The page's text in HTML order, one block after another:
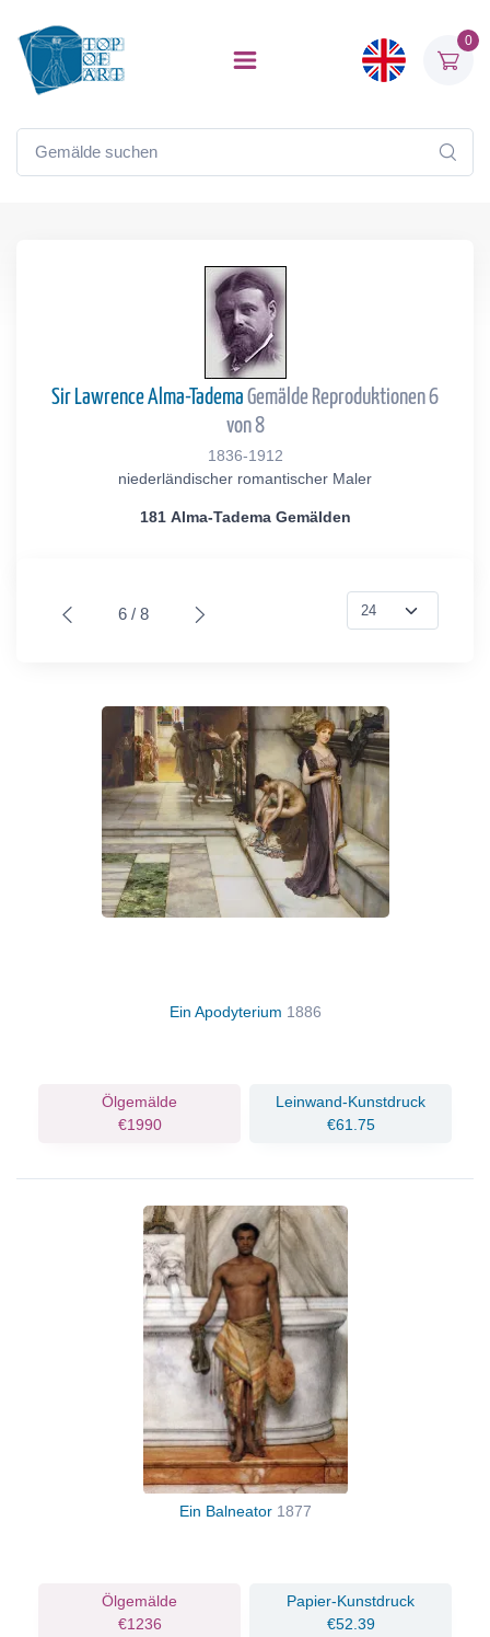
0
Sir Lawrence Alma-Tadema Gemälde Reproduktionen 6
von 8
1836-1912
niederländischer romantischer Maler
181 Alma-Tadema Gemälden
6 / 8
Ein Apodyterium 1886
Ölgemälde
€1990
Leinwand-Kunstdruck
€61.75
Ein Balneator 1877
Ölgemälde
€1236
Papier-Kunstdruck
€52.39